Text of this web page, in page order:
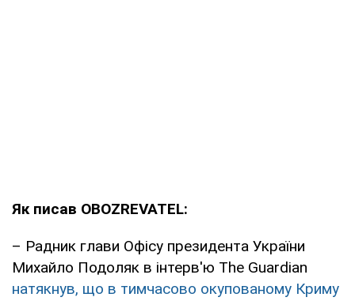
Як писав OBOZREVATEL:
– Радник глави Офісу президента України
Михайло Подоляк в інтерв'ю The Guardian
натякнув, що в тимчасово окупованому Криму